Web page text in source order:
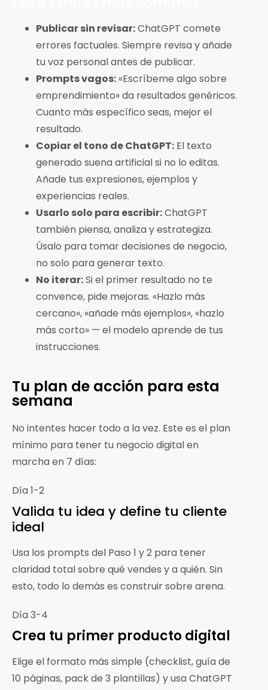
Publicar sin revisar:ChatGPT comete
errores factuales. Siempre revisa y añade
tu voz personal antes de publicar.
Prompts vagos: «Escríbeme algo sobre
emprendimiento» da resultados genéricos.
Cuanto más específico seas, mejor el
resultado.
Copiar el tono de ChatGPT: El texto
generado suena artificial si no lo editas.
Añade tus expresiones, ejemplos y
experiencias reales.
Usarlo solo para escribir:ChatGPT
también piensa, analiza y estrategiza.
Úsalo para tomar decisiones de negocio,
no solo para generar texto.
No iterar:Si el primer resultado no te
convence, pide mejoras. «Hazlo más
cercano», «añade más ejemplos», «hazlo
más corto» — el modelo aprende de tus
instrucciones.
Tu plan de acción para esta
semana
No intentes hacer todo a la vez. Este es el plan
mínimo para tener tu negocio digital en
marcha en 7 días:
Día 1-2
Valida tu idea y define tu cliente
ideal
Usa los prompts del Paso 1 y 2 para tener
claridad total sobre qué vendes y a quién. Sin
esto, todo lo demás es construir sobre arena.
Día 3-4
Crea tu primer producto digital
Elige el formato más simple (checklist, guía de
10 páginas, pack de 3 plantillas) y usa ChatGPT